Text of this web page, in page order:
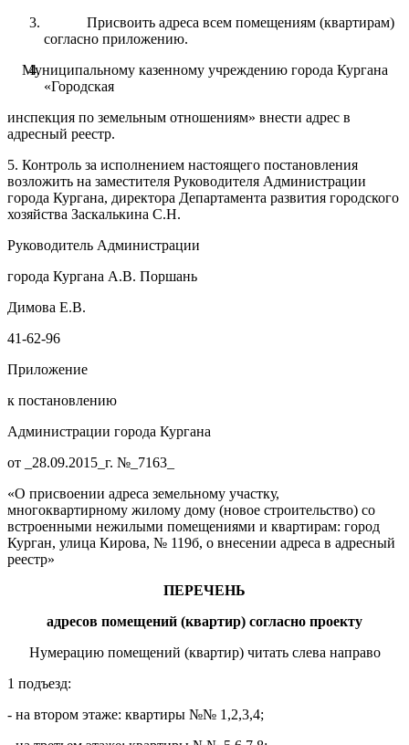
Присвоить адреса всем помещениям (квартирам)
согласно приложению.
Муниципальному казенному учреждению города Кургана
«Городская
инспекция по земельным отношениям» внести адрес в
адресный реестр.
5. Контроль за исполнением настоящего постановления
возложить на заместителя Руководителя Администрации
города Кургана, директора Департамента развития городского
хозяйства Заскалькина С.Н.
Руководитель Администрации
города Кургана А.В. Поршань
Димова Е.В.
41-62-96
Приложение
к постановлению
Администрации города Кургана
от _28.09.2015_г. №_7163_
«О присвоении адреса земельному участку,
многоквартирному жилому дому (новое строительство) со
встроенными нежилыми помещениями и квартирам: город
Курган, улица Кирова, № 119б, о внесении адреса в адресный
реестр»
ПЕРЕЧЕНЬ
адресов помещений (квартир) согласно проекту
Нумерацию помещений (квартир) читать слева направо
1 подъезд:
- на втором этаже: квартиры №№ 1,2,3,4;